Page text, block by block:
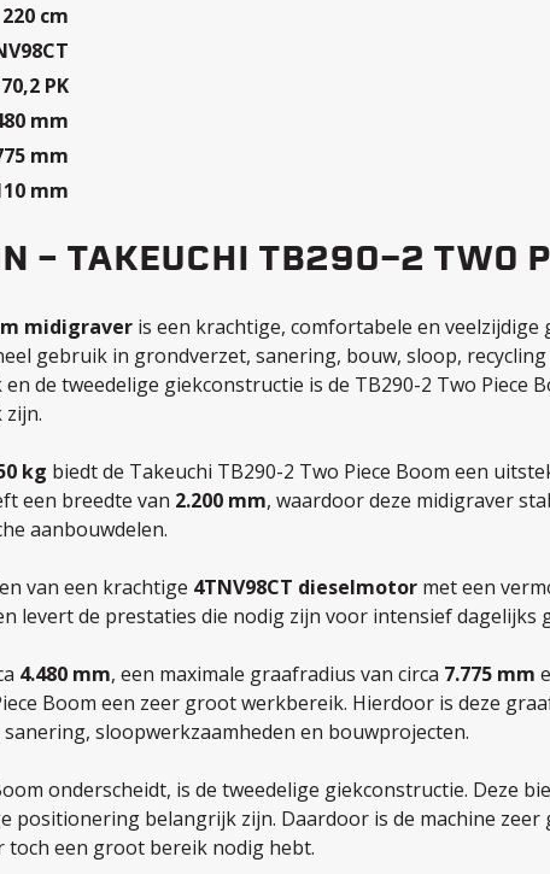
220 cm
70,2 PK
mm
mm
mm
– TAKEUCHI TB290-2 TWO
midigraver is een krachtige, comfortabele en veelzijdige
gebruik in grondverzet, sanering, bouw, sloop,
de tweedelige giekconstructie is de TB290-2 Two Piece
kg biedt de Takeuchi TB290-2 Two Piece Boom een
een breedte van 2.200 mm, waardoor deze midigraver
aanbouwdelen.
van een krachtige 4TNV98CT dieselmotor met een
levert de prestaties die nodig zijn voor intensief
4.480 mm, een maximale graafradius van circa 7.775 mm
Boom een zeer groot werkbereik. Hierdoor is deze
sloopwerkzaamheden en bouwprojecten.
onderscheidt, is de tweedelige giekconstructie. Deze
positionering belangrijk zijn. Daardoor is de machine
een groot bereik nodig hebt.